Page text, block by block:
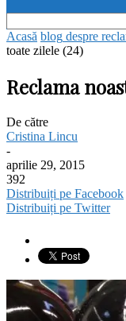
Acasă blog despre
toate zilele (24)
Reclama
De către
Cristina Lincu
-
aprilie 29, 2015
392
Distribuiți pe Facebook
Distribuiți pe Twitter